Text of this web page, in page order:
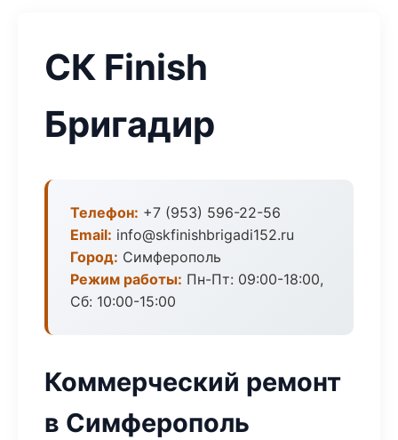
СК Finish
Бригадир
Телефон: +7 (953) 596-22-56
Email: info@skfinishbrigadi152.ru
Город: Симферополь
Режим работы: Пн-Пт: 09:00-18:00,
Сб: 10:00-15:00
Коммерческий ремонт
в Симферополь